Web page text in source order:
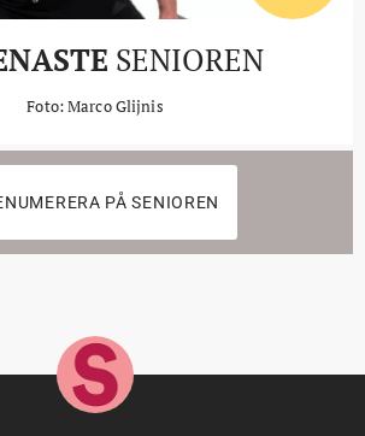
SENIOREN
Foto: Marco Glijnis
PÅ SENIOREN